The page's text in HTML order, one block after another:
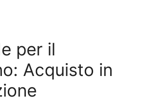
per il
Acquisto in